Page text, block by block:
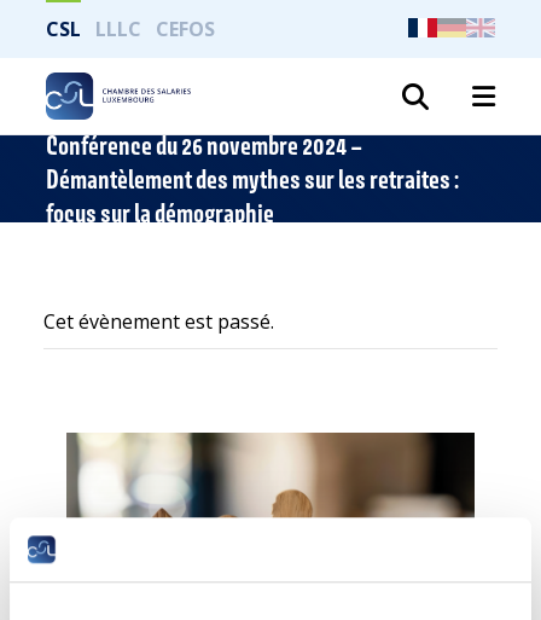
CSL LLLC CEFOS
Conférence du 26 novembre 2024 –
Démantèlement des mythes sur les retraites :
focus sur la démographie
Cet évènement est passé.